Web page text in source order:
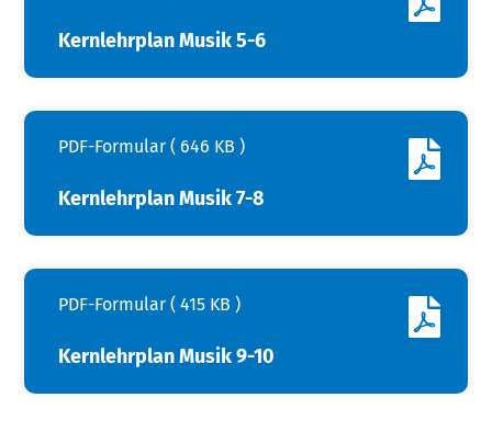
Kernlehrplan Musik 5-6
PDF-Formular ( 646 KB )
Kernlehrplan Musik 7-8
PDF-Formular ( 415 KB )
Kernlehrplan Musik 9-10